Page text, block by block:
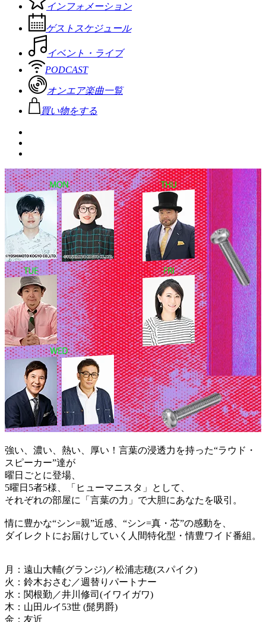
インフォメーション
ゲストスケジュール
イベント・ライブ
PODCAST
オンエア楽曲一覧
買い物をする
強い、濃い、熱い、厚い！言葉の浸透力を持った“ラウド・
スピーカー”達が
曜日ごとに登場、
5曜日5者5様、「ヒューマニスタ」として、
それぞれの部屋に「言葉の力」で大胆にあなたを吸引。
情に豊かな“シン=親”近感、“シン=真・芯”の感動を、
ダイレクトにお届けしていく人間特化型・情豊ワイド番組。
月：遠山大輔(グランジ)／松浦志穂(スパイク)
火：鈴木おさむ／週替りパートナー
水：関根勤／井川修司(イワイガワ)
木：山田ルイ53世 (髭男爵)
金：友近